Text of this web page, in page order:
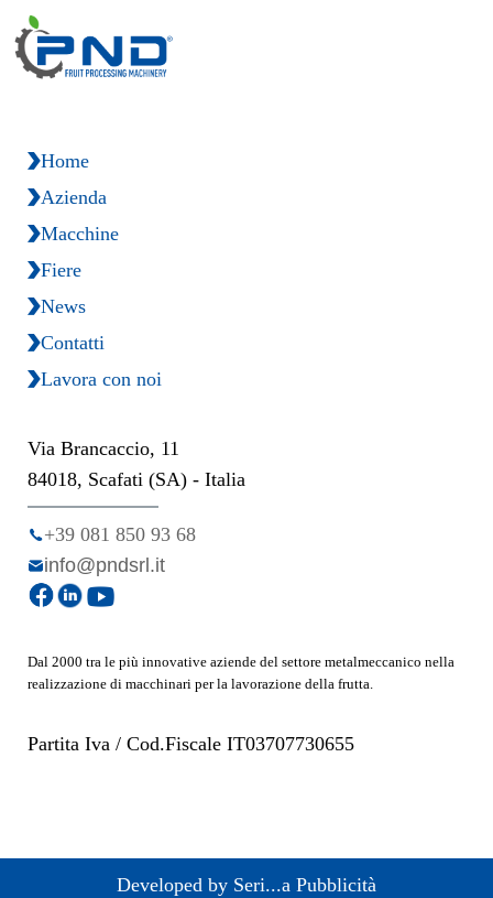
Dal 2000 tra le più innovative aziende del settore metalmeccanico nella
realizzazione di macchinari per la lavorazione della frutta.
Partita Iva / Cod.Fiscale IT03707730655
Home
Azienda
Macchine
Fiere
News
Contatti
Lavora con noi
Via Brancaccio, 11
84018, Scafati (SA) - Italia
+39 081 850 93 68
info@pndsrl.it
Developed by Seri...a Pubblicità